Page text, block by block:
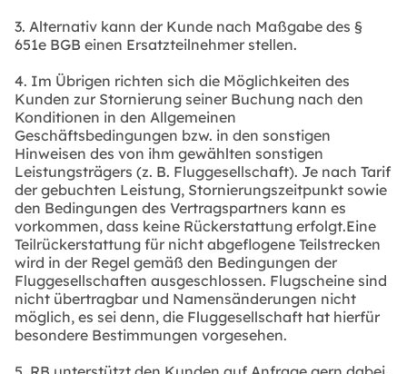
3. Alternativ kann der Kunde nach Maßgabe des §
651e BGB einen Ersatzteilnehmer stellen.
4. Im Übrigen richten sich die Möglichkeiten des
Kunden zur Stornierung seiner Buchung nach den
Konditionen in den Allgemeinen
Geschäftsbedingungen bzw. in den sonstigen
Hinweisen des von ihm gewählten sonstigen
Leistungsträgers (z. B. Fluggesellschaft). Je nach Tarif
der gebuchten Leistung, Stornierungszeitpunkt sowie
den Bedingungen des Vertragspartners kann es
vorkommen, dass keine Rückerstattung erfolgt.Eine
Teilrückerstattung für nicht abgeflogene Teilstrecken
wird in der Regel gemäß den Bedingungen der
Fluggesellschaften ausgeschlossen. Flugscheine sind
nicht übertragbar und Namensänderungen nicht
möglich, es sei denn, die Fluggesellschaft hat hierfür
besondere Bestimmungen vorgesehen.